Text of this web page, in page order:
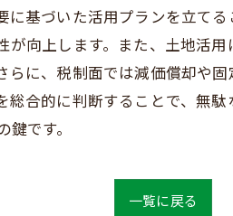
基づいた活用プランを立て
向上します。また、土地活
に、税制面では減価償却や
合的に判断することで、無
です。
一覧に戻る